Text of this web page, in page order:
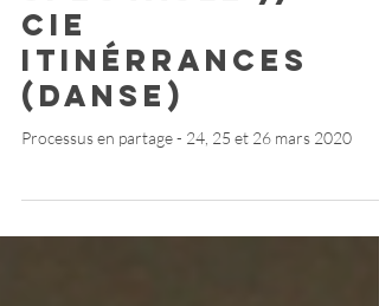
MON
SPECTACLE //
Cie
Itinérrances